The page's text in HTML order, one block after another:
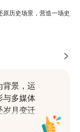
历史场景，营造一场史
背景，运
与多媒体
岁月变迁
，使海